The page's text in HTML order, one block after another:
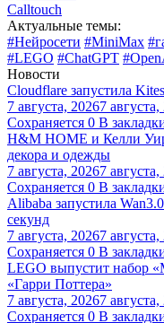
Calltouch
Актуальные темы:
#Нейросети #MiniMax
#LEGO #ChatGPT
Новости
Cloudflare запустила
7 августа, 20267
Сохраняется 0 В
H&M HOME и Келли
декора и одежды
7 августа, 20267
Сохраняется 0 В
Alibaba запустила
секунд
7 августа, 20267
Сохраняется 0 В
LEGO выпустит набор
«Гарри Поттера»
7 августа, 20267
Сохраняется 0 В